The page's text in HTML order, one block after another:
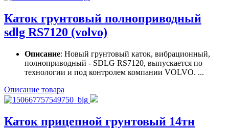
Каток грунтовый полноприводный
sdlg RS7120 (volvo)
Описание: Новый грунтовый каток, вибрационный,
полноприводный - SDLG RS7120, выпускается по
технологии и под контролем компании VOLVO. ...
Описание товара
Каток прицепной грунтовый 14тн